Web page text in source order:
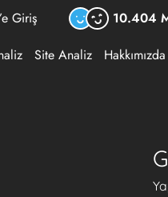
Giriş 10.404
Site Analiz Hakkımızda